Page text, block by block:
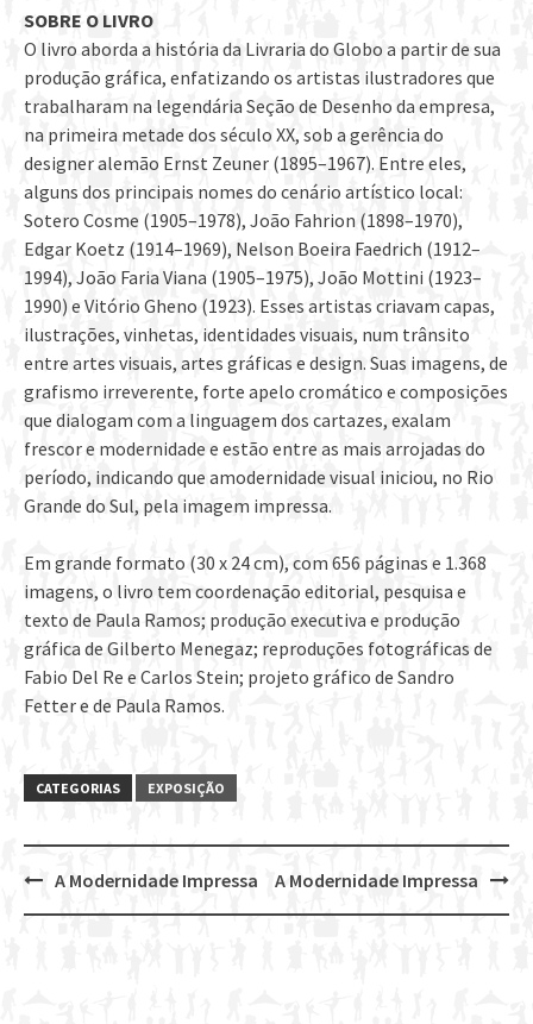
SOBRE O LIVRO
O livro aborda a história da Livraria do Globo a partir de sua
produção gráfica, enfatizando os artistas ilustradores que
trabalharam na legendária Seção de Desenho da empresa,
na primeira metade dos século XX, sob a gerência do
designer alemão Ernst Zeuner (1895–1967). Entre eles,
alguns dos principais nomes do cenário artístico local:
Sotero Cosme (1905–1978), João Fahrion (1898–1970),
Edgar Koetz (1914–1969), Nelson Boeira Faedrich (1912–
1994), João Faria Viana (1905–1975), João Mottini (1923–
1990) e Vitório Gheno (1923). Esses artistas criavam capas,
ilustrações, vinhetas, identidades visuais, num trânsito
entre artes visuais, artes gráficas e design. Suas imagens, de
grafismo irreverente, forte apelo cromático e composições
que dialogam com a linguagem dos cartazes, exalam
frescor e modernidade e estão entre as mais arrojadas do
período, indicando que amodernidade visual iniciou, no Rio
Grande do Sul, pela imagem impressa.
Em grande formato (30 x 24 cm), com 656 páginas e 1.368
imagens, o livro tem coordenação editorial, pesquisa e
texto de Paula Ramos; produção executiva e produção
gráfica de Gilberto Menegaz; reproduções fotográficas de
Fabio Del Re e Carlos Stein; projeto gráfico de Sandro
Fetter e de Paula Ramos.
CATEGORIAS EXPOSIÇÃO
Post
A Modernidade Impressa
A Modernidade Impressa